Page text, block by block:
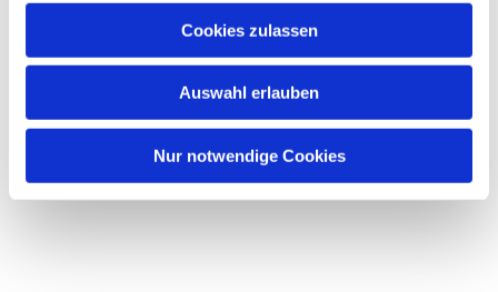
Cookies zulassen
Auswahl erlauben
Nur notwendige Cookies